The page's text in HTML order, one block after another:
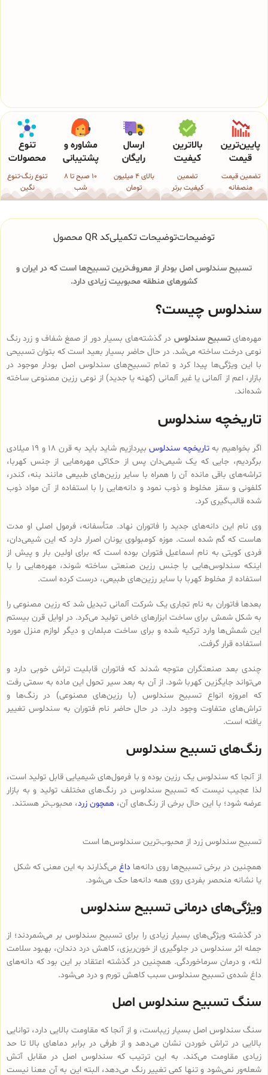
پایین‌ترین
قیمت
تضمین قیمت
منصفانه
بالاترین
کیفیت
تضمین
کیفیت برتر
ارسال
رایگان
بالای 4 میلیون
تومان
مشاوره و
پشتیبانی
10 صبح تا 8
شب
تنوع
محصولات
تنوع رنگ-تنوع
نگین
توضیحاتتوضیحات تکمیلیکد QR محصول
تسبیح سندلوس اصل بودار از معروف‌ترین تسبیح‌ها است که در ایران و
کشورهای منطقه محبوبیت زیادی دارد.
سندلوس چیست؟
مهره‌هایتسبیح سندلوس در گذشته‌های بسیار دور از صمغ شفاف و زرد رنگ
نوعی درخت ساخته می‌شد. در حال حاضر بسیار بعید است که بتوان تسبیحی
با این ویژگی‌ها پیدا کرد و تمام تسبیح‌های سندلوس‌ اصل بودار موجود در
بازار، اعم از آلمانی یا غیر آلمانی (کهنه یا جدید) از نوعی رزین مصنوعی ساخته
شده‌اند.
تاریخچه سندلوس
اگر بخواهیم بهتاریخچه سندلوس
بپردازیم شاید باید به قرن 18 و 19 میلادی
برگردیم، جایی که یک شیمی‌دان پس از حکاکی مهره‌هایی از جنس کهربا،
تراشه‌های باقی مانده آن را همراه با سایر رزین‌های طبیعی مانند بنه، کندر،
کلفونی و سقز مخلوط و ذوب نمود و دانه‌هایی را با استفاده از آن مواد ذوب
شده قالب‌گیری کرد.
وی نام این دانه‌های جدید را فاتوران نهاد. متأسفانه، فرمول اصلی او مدت
هاست که گم شده است. موزه کومبولوی یونان اصرار دارد که این شیمی‌دان،
فردی کویتی به نام اسماعیل فتوران بوده است که برای اولین بار و پیش از
اینکه سندلوس‌هایی با جنس رزین صنعتی ساخته شوند، مهره‌هایی را با
استفاده از مخلوط کهربا با سایر رزین‌های طبیعی، درست کرده است.
بعدها فاتوران به نام تجاری یک شرکت آلمانی تبدیل شد که رزین مصنوعی را
به شکل شمش برای ساخت ابزارهای خاص تولید می‌کرد. در اوایل قرن بیستم
این شمش‌ها وارد ترکیه شده و برای ساخت مبلمان و دیگر لوازم منزل مورد
استفاده قرار گرفت.
چندی بعد صنعتگران متوجه شدند که فاتوران قابلیت تراش خوبی دارد و
می‌تواند جایگزین کهربا شود. از آن به بعد سیر تحول این ماده به سمتی رفت
که امروزه انواع تسبیح‌ سندلوس (با رزین‌های مصنوعی) در رنگ‌ها و
تراش‌های متفاوت وجود دارد. در حال حاضر نام فتوران به سندلوس تغییر
یافته است.
رنگ‌های تسبیح سندلوس
از آنجا که سندلوس یک رزین بوده و با فرمول‌های شیمیایی قابل تولید است،
لذا عجیب نیست که تسبیح سندلوس در رنگ‌های مختلف تولید و به بازار
عرضه شود؛ با این حال برخی از رنگ‌های آن، همچون زرد، محبوب‌تر هستند.
تسبیح سندلوس زرد از محبوب‌ترین سندلوس‌ها است
همچنین در برخی تسبیح‌ها روی دانه‌ها داغ می‌گذارند به این معنی که شکل
یا نشانه منحصر بفردی روی همه دانه‌ها حک می‌شود.
ویژگی‌های درمانی تسبیح سندلوس
در گذشته ویژگی‌های بسیار زیادی را برای تسبیح سندلوس بر می‌شمردند؛ از
جمله اثر سندلوس در جلوگیری از خون‌ریزی، کاهش درد دندان، بهبود سلامت
لثه، و درمان سرماخوردگی. همچنین در گذشته اعتقاد بر این بود که دانه‌های
داغ شده‌ی تسبیح سندلوس سبب کاهش تورم و درد می‌شود.
سنگ تسبیح سندلوس اصل
سنگ سندلوس اصل بسیار زیباست، و از آنجا که مقاومت بالایی دارد، توانایی
بالایی در تراش خوردن نشان می‌دهد و از طرفی در برابر دماهای بالا تا حد
زیادی مقاومت می‌کند. به این ترتیب که سندلوس اصل در مقابل آتش
شعله‌ور نمی‌شود و تنها کمی تغییر رنگ می‌دهد، البته این به آن معنا نیست